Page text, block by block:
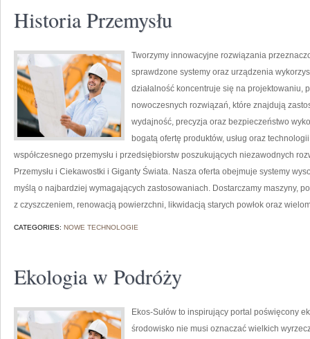
Historia Przemysłu
Tworzymy innowacyjne rozwiązania
sprawdzone systemy oraz urządzenia
działalność koncentruje się na projektowaniu,
nowoczesnych rozwiązań, które znajdują
wydajność, precyzja oraz bezpieczeństwo
bogatą ofertę produktów, usług oraz
współczesnego przemysłu i przedsiębiorstw poszukujących niezawodnych
Przemysłu i Ciekawostki i Giganty Świata. Nasza oferta obejmuje systemy
myślą o najbardziej wymagających zastosowaniach. Dostarczamy maszyny,
z czyszczeniem, renowacją powierzchni, likwidacją starych powłok oraz
CATEGORIES: NOWE TECHNOLOGIE
Ekologia w Podróży
Ekos-Sułów to inspirujący portal poświęcony
środowisko nie musi oznaczać wielkich